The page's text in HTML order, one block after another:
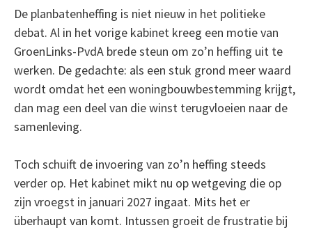
De planbatenheffing is niet nieuw in het politieke
debat. Al in het vorige kabinet kreeg een motie van
GroenLinks-PvdA brede steun om zo’n heffing uit te
werken. De gedachte: als een stuk grond meer waard
wordt omdat het een woningbouwbestemming krijgt,
dan mag een deel van die winst terugvloeien naar de
samenleving.
Toch schuift de invoering van zo’n heffing steeds
verder op. Het kabinet mikt nu op wetgeving die op
zijn vroegst in januari 2027 ingaat. Mits het er
überhaupt van komt. Intussen groeit de frustratie bij